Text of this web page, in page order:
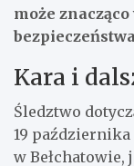
może
bezpieczeństwa
Kara i
Śledztwo
19
w